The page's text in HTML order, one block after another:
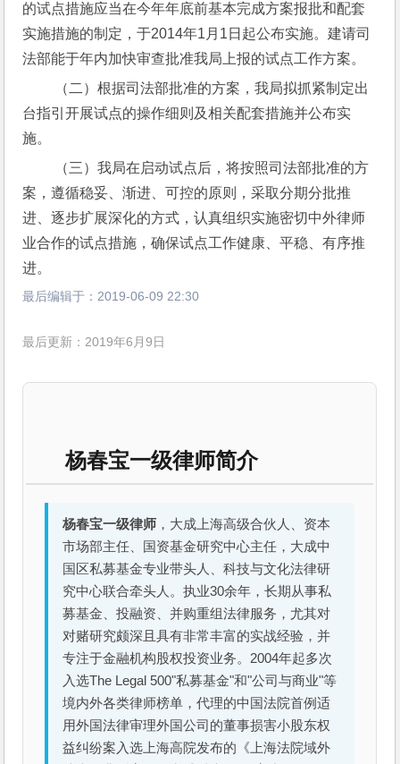
的试点措施应当在今年年底前基本完成方案报批和配套
实施措施的制定，于2014年1月1日起公布实施。建请司
法部能于年内加快审查批准我局上报的试点工作方案。
台指引开展试点的操作细则及相关配套措施并公布实
施。
案，遵循稳妥、渐进、可控的原则，采取分期分批推
进、逐步扩展深化的方式，认真组织实施密切中外律师
业合作的试点措施，确保试点工作健康、平稳、有序推
进。
最后编辑于： 2019-06-09 22:30
最后更新：2019年6月9日
杨春宝一级律师简介
杨春宝一级律师 ，大成上海高级合伙人、资本
市场部主任、国资基金研究中心主任，大成中
国区私募基金专业带头人、科技与文化法律研
究中心联合牵头人。执业30余年，长期从事私
募基金、投融资、并购重组法律服务，尤其对
对赌研究颇深且具有非常丰富的实战经验，并
专注于金融机构股权投资业务。2004年起多次
入选The Legal 500"私募基金"和"公司与商业"等
境内外各类律师榜单，代理的中国法院首例适
用外国法律审理外国公司的董事损害小股东权
益纠纷案入选上海高院发布的《上海法院域外